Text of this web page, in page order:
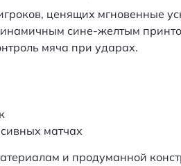
ценящих мгновенные
сине-желтым
мяча при ударах.
матчах
и продуманной